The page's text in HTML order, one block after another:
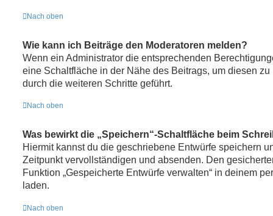
Nach oben
Wie kann ich Beiträge den Moderatoren melden?
Wenn ein Administrator die entsprechenden
eine Schaltfläche in der Nähe des Beitrags, um diesen
durch die weiteren Schritte geführt.
Nach oben
Was bewirkt die „Speichern“-Schaltfläche beim
Hiermit kannst du die geschriebene Entwürfe speichern
Zeitpunkt vervollständigen und absenden. Den
Funktion „Gespeicherte Entwürfe verwalten“ in deinem
laden.
Nach oben